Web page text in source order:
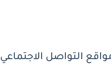
التواصل الاجتماعي